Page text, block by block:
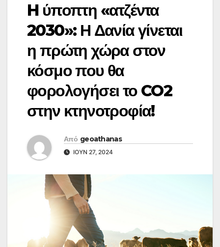
H ύποπτη «ατζέντα
2030»: Η Δανία γίνεται
η πρώτη χώρα στον
κόσμο που θα
φορολογήσει το CO2
στην κτηνοτροφία!
Από geoathanas
ΙΟΎΝ 27, 2024